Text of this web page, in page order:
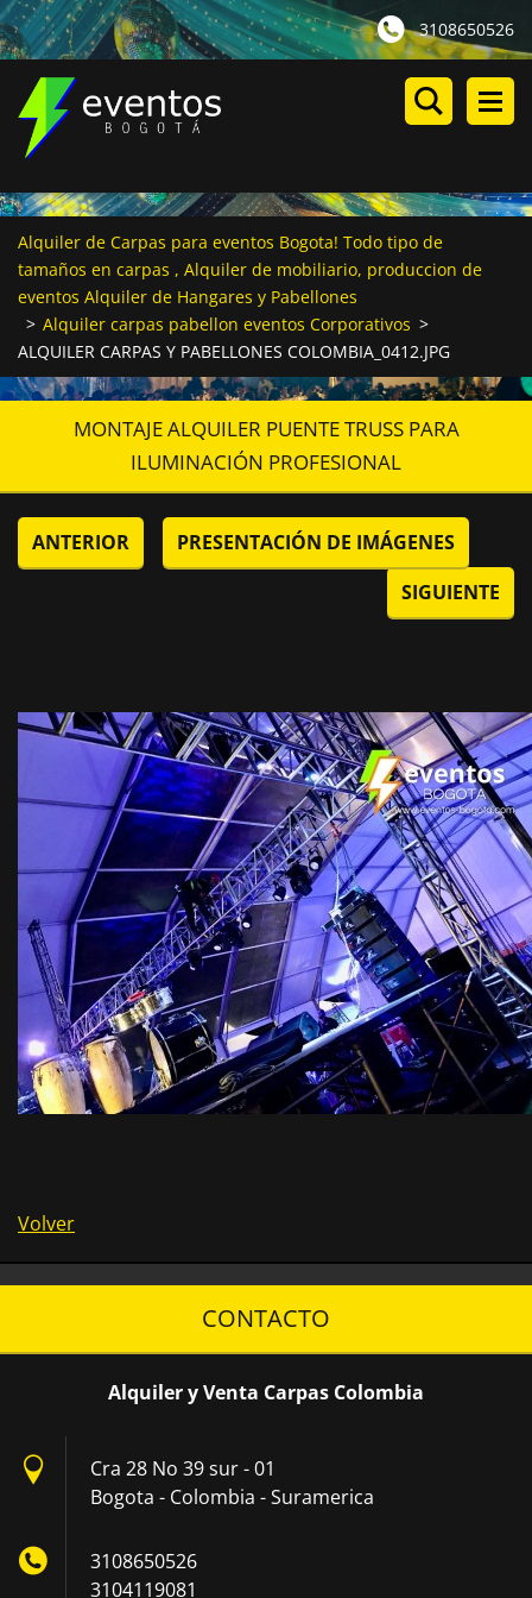
3108650526
Alquiler de Carpas para eventos Bogota! Todo tipo de
tamaños en carpas , Alquiler de mobiliario, produccion de
eventos Alquiler de Hangares y Pabellones
> Alquiler carpas pabellon eventos Corporativos >
ALQUILER CARPAS Y PABELLONES COLOMBIA_0412.JPG
MONTAJE ALQUILER PUENTE TRUSS PARA
ILUMINACIÓN PROFESIONAL
ANTERIOR
PRESENTACIÓN DE IMÁGENES
SIGUIENTE
Volver
CONTACTO
Alquiler y Venta Carpas Colombia
Cra 28 No 39 sur - 01
Bogota - Colombia - Suramerica
3108650526
3104119081